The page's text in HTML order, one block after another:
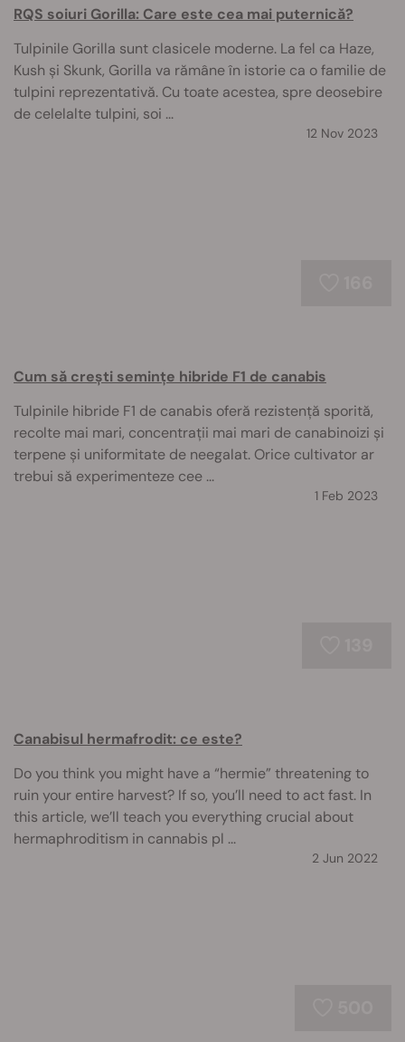
RQS soiuri Gorilla: Care este cea mai puternică?
Tulpinile Gorilla sunt clasicele moderne. La fel ca Haze,
Kush și Skunk, Gorilla va rămâne în istorie ca o familie de
tulpini reprezentativă. Cu toate acestea, spre deosebire
de celelalte tulpini, soi ...
12 Nov 2023
Cum să crești semințe hibride F1 de canabis
Tulpinile hibride F1 de canabis oferă rezistență sporită,
recolte mai mari, concentrații mai mari de canabinoizi și
terpene și uniformitate de neegalat. Orice cultivator ar
trebui să experimenteze cee ...
1 Feb 2023
Canabisul hermafrodit: ce este?
Do you think you might have a “hermie” threatening to
ruin your entire harvest? If so, you’ll need to act fast. In
this article, we’ll teach you everything crucial about
hermaphroditism in cannabis pl ...
2 Jun 2022